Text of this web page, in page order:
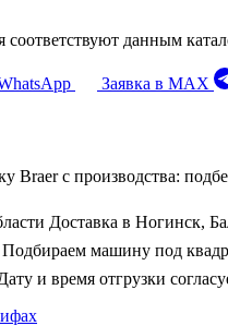
данным
Заявка в MAX
с производства:
Доставка в Ногинск,
Подбираем машину под
и время отгрузки